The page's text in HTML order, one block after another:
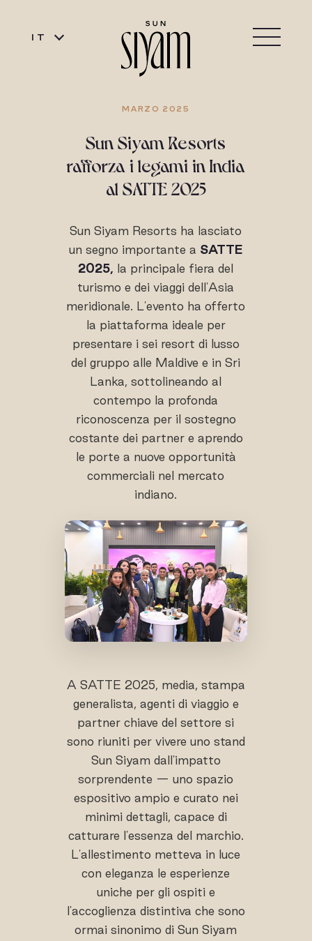
IT
MARZO 2025
Sun Siyam Resorts
rafforza i legami in India
al SATTE 2025
Sun Siyam Resorts ha lasciato
un segno importante a SATTE
2025, la principale fiera del
turismo e dei viaggi dell'Asia
meridionale. L'evento ha offerto
la piattaforma ideale per
presentare i sei resort di lusso
del gruppo alle Maldive e in Sri
Lanka, sottolineando al
contempo la profonda
riconoscenza per il sostegno
costante dei partner e aprendo
le porte a nuove opportunità
commerciali nel mercato
indiano.
A SATTE 2025, media, stampa
generalista, agenti di viaggio e
partner chiave del settore si
sono riuniti per vivere uno stand
Sun Siyam dall'impatto
sorprendente — uno spazio
espositivo ampio e curato nei
minimi dettagli, capace di
catturare l'essenza del marchio.
L'allestimento metteva in luce
con eleganza le esperienze
uniche per gli ospiti e
l'accoglienza distintiva che sono
ormai sinonimo di Sun Siyam